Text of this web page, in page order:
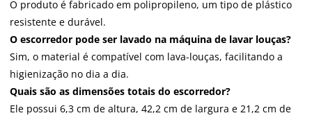
O produto é fabricado em polipropileno, um tipo de plástico
resistente e durável.
O escorredor pode ser lavado na máquina de lavar louças?
Sim, o material é compatível com lava-louças, facilitando a
higienização no dia a dia.
Quais são as dimensões totais do escorredor?
Ele possui 6,3 cm de altura, 42,2 cm de largura e 21,2 cm de